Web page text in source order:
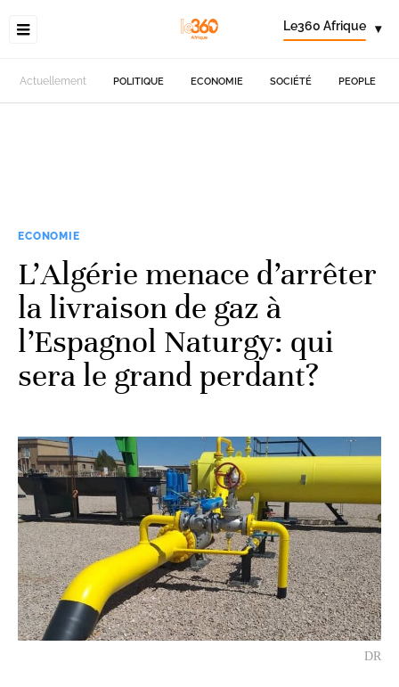
Le360 Afrique ▾
Actuellement POLITIQUE ECONOMIE SOCIÉTÉ PEOPLE
ECONOMIE
L’Algérie menace d’arrêter
la livraison de gaz à
l’Espagnol Naturgy: qui
sera le grand perdant?
DR